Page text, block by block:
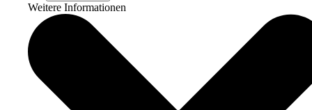
Weitere Informationen